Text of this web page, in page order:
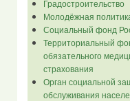
Градостроительство
Молодёжная
Социальный фонд
Территориальный
обязательного
страхования
Орган социальной
обслуживания